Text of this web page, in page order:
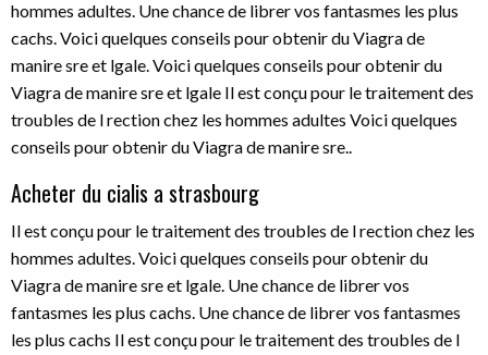
hommes adultes. Une chance de librer vos fantasmes les plus
cachs. Voici quelques conseils pour obtenir du Viagra de
manire sre et lgale. Voici quelques conseils pour obtenir du
Viagra de manire sre et lgale Il est conçu pour le traitement des
troubles de l rection chez les hommes adultes Voici quelques
conseils pour obtenir du Viagra de manire sre..
Acheter du cialis a strasbourg
Il est conçu pour le traitement des troubles de l rection chez les
hommes adultes. Voici quelques conseils pour obtenir du
Viagra de manire sre et lgale. Une chance de librer vos
fantasmes les plus cachs. Une chance de librer vos fantasmes
les plus cachs Il est conçu pour le traitement des troubles de l